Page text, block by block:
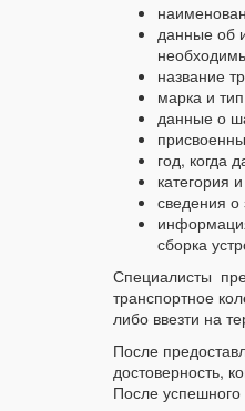
данные об
название
марка и
данные о
год, когда
категория
сведения
сборка
Специалисты
транспортное
либо ввезти на
После
достоверность,
После